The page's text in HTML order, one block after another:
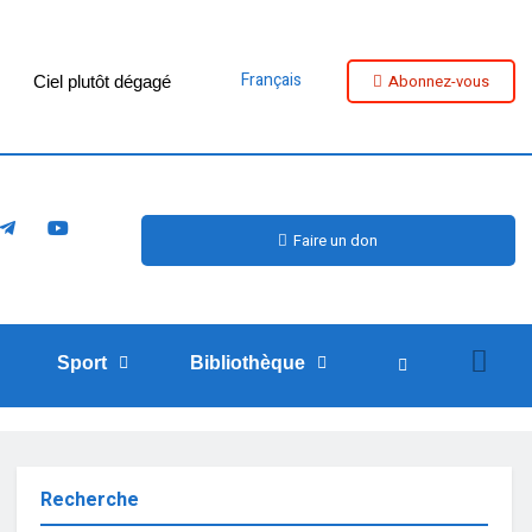
Ciel plutôt dégagé Français Abonnez-vous
Faire un don
Sport Bibliothèque
Recherche